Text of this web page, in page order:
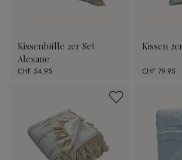
Kissenhülle 2er Set
Alexane
CHF 54.95
Kissen
CHF 79.95